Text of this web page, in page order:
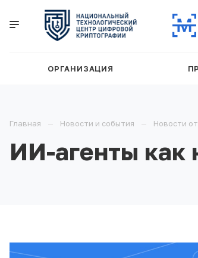
ОРГАНИЗАЦИЯ
Главная Новости и события Новости
ИИ-агенты как